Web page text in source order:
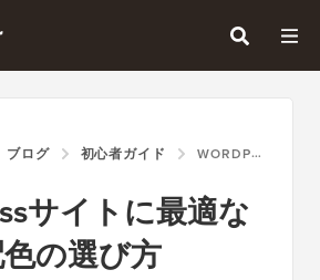
ブログ 初心者ガイド WORDPRESSサイトに最適なカラー配色の選び方
サイトに最適な
の選び方